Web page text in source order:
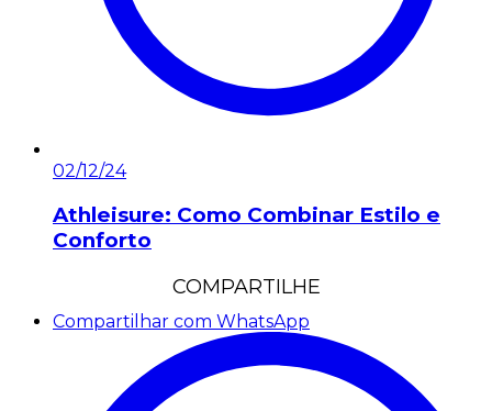
02/12/24
Athleisure: Como Combinar Estilo e
Conforto
COMPARTILHE
Compartilhar com WhatsApp